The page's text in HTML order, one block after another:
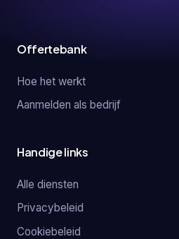
Offertebank
Hoe het werkt
Aanmelden als bedrijf
Handige links
Alle diensten
Privacybeleid
Cookiebeleid